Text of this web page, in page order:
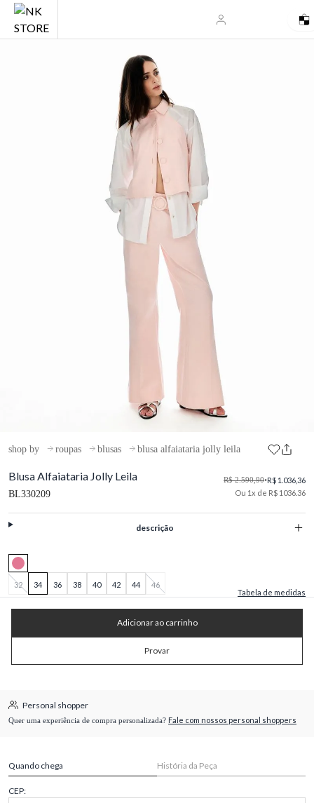
shop by roupas blusas blusa alfaiataria jolly leila
Blusa Alfaiataria Jolly Leila
BL330209
R$ 2.590,90•R$ 1.036,36
Ou 1x de R$ 1036.36
descrição
32 34 36 38 40 42 44
46
Tabela de medidas
Adicionar ao carrinho
Provar
Personal shopper
Quer uma experiência de compra personalizada? Fale com nossos personal shoppers
Quando chega História da Peça
CEP: